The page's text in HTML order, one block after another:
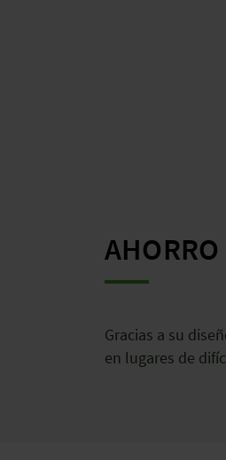
AHORRO
Gracias a su
en lugares de